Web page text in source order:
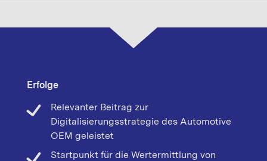
Erfolge
Relevanter Beitrag zur
Digitalisierungsstrategie des Automotive
OEM geleistet
Startpunkt für die Wertermittlung von